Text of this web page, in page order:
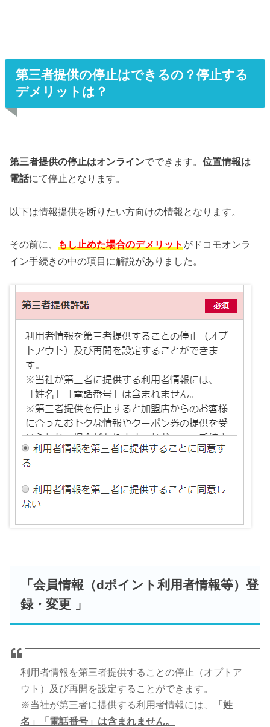
第三者提供の停止はできるの？停止する
デメリットは？
第三者提供の停止はオンラインでできます。位置情報は
電話にて停止となります。
以下は情報提供を断りたい方向けの情報となります。
その前に、もし止めた場合のデメリットがドコモオンラ
イン手続きの中の項目に解説がありました。
「会員情報（dポイント利用者情報等）登
録・変更 」
利用者情報を第三者提供することの停止（オプトア
ウト）及び再開を設定することができます。
※当社が第三者に提供する利用者情報には、
「姓
名」「電話番号」は含まれません。